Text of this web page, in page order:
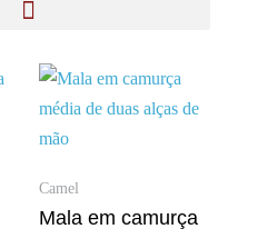
Camel
Mala em camurça